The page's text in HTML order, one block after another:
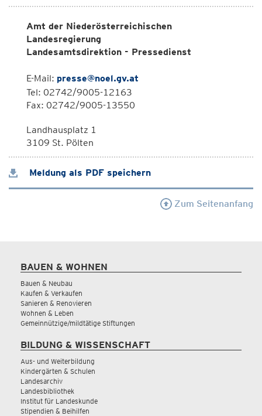
Amt der Niederösterreichischen
Landesregierung
Landesamtsdirektion - Pressedienst
E-Mail: presse@noel.gv.at
Tel: 02742/9005-12163
Fax: 02742/9005-13550
Landhausplatz 1
3109 St. Pölten
Meldung als PDF speichern
Zum Seitenanfang
BAUEN & WOHNEN
Bauen & Neubau
Kaufen & Verkaufen
Sanieren & Renovieren
Wohnen & Leben
Gemeinnützige/mildtätige Stiftungen
BILDUNG & WISSENSCHAFT
Aus- und Weiterbildung
Kindergärten & Schulen
Landesarchiv
Landesbibliothek
Institut für Landeskunde
Stipendien & Beihilfen